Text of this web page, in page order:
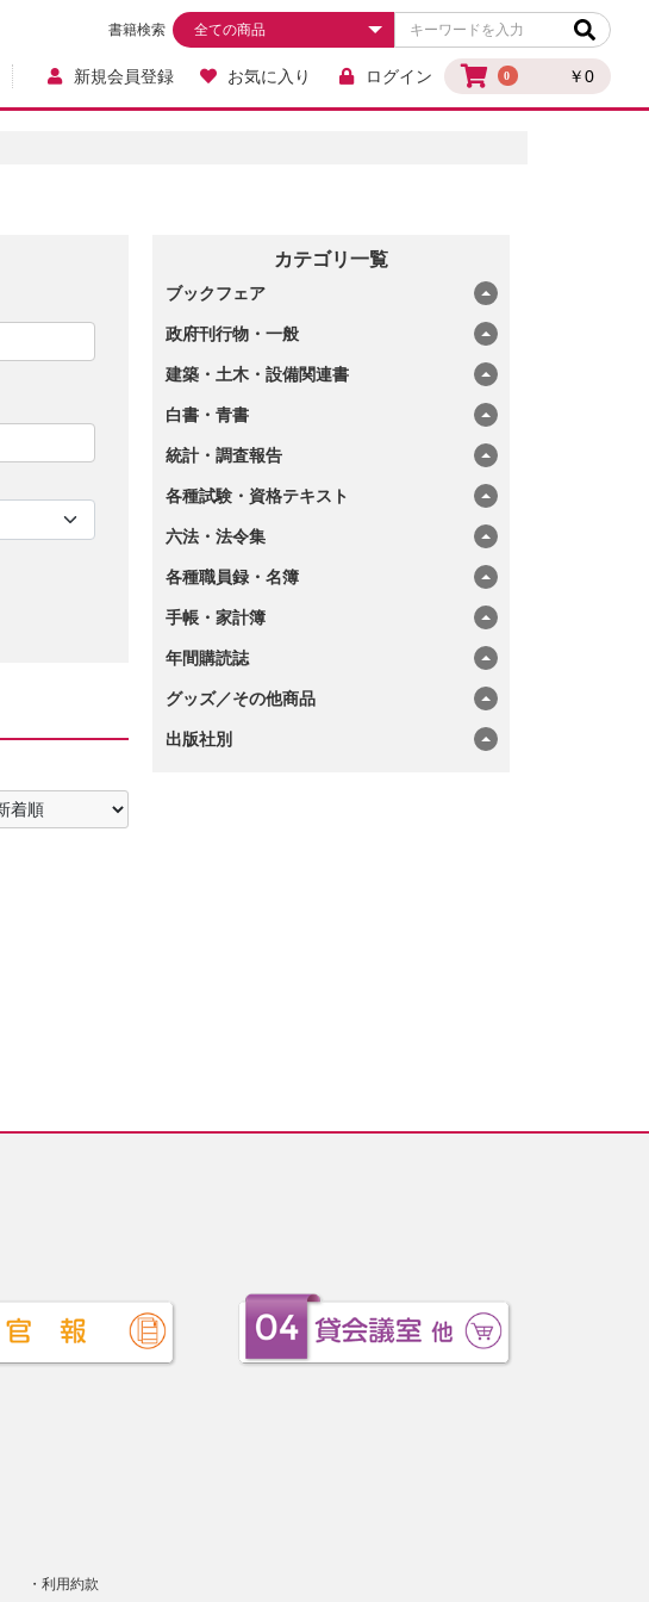
0 ￥0
書籍検索
新規会員登録 お気に入り ログイン
カテゴリ一覧
ブックフェア
政府刊行物・一般
建築・土木・設備関連書
白書・青書
統計・調査報告
各種試験・資格テキスト
六法・法令集
各種職員録・名簿
手帳・家計簿
年間購読誌
グッズ／その他商品
出版社別
利用約款